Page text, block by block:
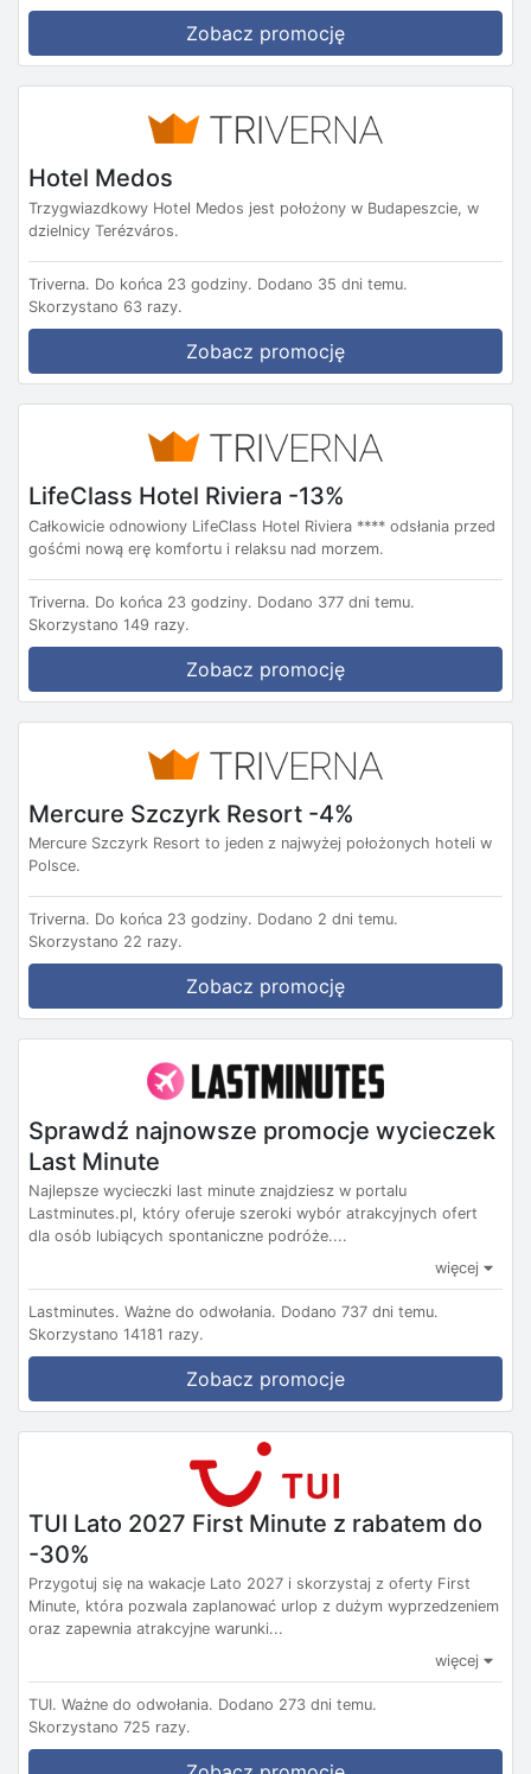
Zobacz promocję
Hotel Medos
Trzygwiazdkowy Hotel Medos jest położony w Budapeszcie, w
dzielnicy Terézváros.
Triverna. Do końca 23 godziny. Dodano 35 dni temu.
Skorzystano 63 razy.
Zobacz promocję
LifeClass Hotel Riviera -13%
Całkowicie odnowiony LifeClass Hotel Riviera **** odsłania przed
gośćmi nową erę komfortu i relaksu nad morzem.
Triverna. Do końca 23 godziny. Dodano 377 dni temu.
Skorzystano 149 razy.
Zobacz promocję
Mercure Szczyrk Resort -4%
Mercure Szczyrk Resort to jeden z najwyżej położonych hoteli w
Polsce.
Triverna. Do końca 23 godziny. Dodano 2 dni temu.
Skorzystano 22 razy.
Zobacz promocję
Sprawdź najnowsze promocje wycieczek
Last Minute
Najlepsze wycieczki last minute znajdziesz w portalu
Lastminutes.pl, który oferuje szeroki wybór atrakcyjnych ofert
dla osób lubiących spontaniczne podróże....
więcej
Lastminutes. Ważne do odwołania. Dodano 737 dni temu.
Skorzystano 14181 razy.
Zobacz promocje
TUI Lato 2027 First Minute z rabatem do
-30%
Przygotuj się na wakacje Lato 2027 i skorzystaj z oferty First
Minute, która pozwala zaplanować urlop z dużym wyprzedzeniem
oraz zapewnia atrakcyjne warunki...
więcej
TUI. Ważne do odwołania. Dodano 273 dni temu.
Skorzystano 725 razy.